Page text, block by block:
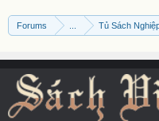
Forums Tủ Sách